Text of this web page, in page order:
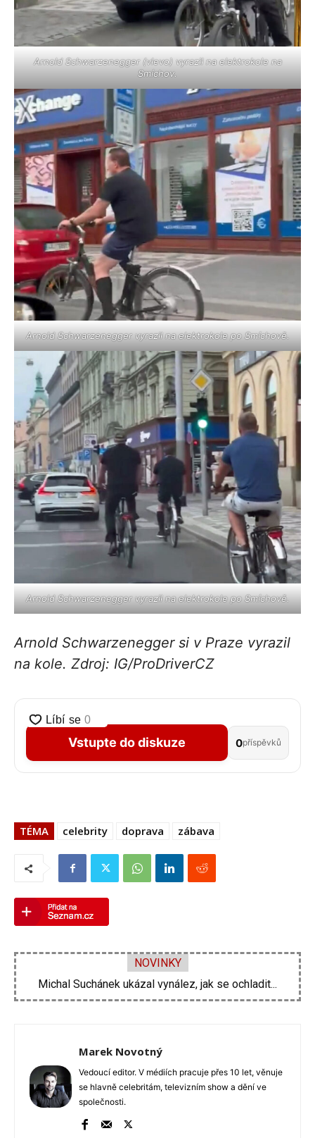
Arnold Schwarzenegger (vlevo) vyrazil na elektrokole na
Smíchov.
Arnold Schwarzenegger vyrazil na elektrokole po Smíchově.
Arnold Schwarzenegger vyrazil na elektrokole po Smíchově.
Arnold Schwarzenegger si v Praze vyrazil
na kole. Zdroj: IG/ProDriverCZ
Vstupte do diskuze 0příspěvků
TÉMA celebrity doprava zábava
NOVINKY
Velká proměna Pavla Šporcla za pouhé tři...
Marek Novotný
Vedoucí editor. V médiích pracuje přes 10 let, věnuje
se hlavně celebritám, televizním show a dění ve
společnosti.